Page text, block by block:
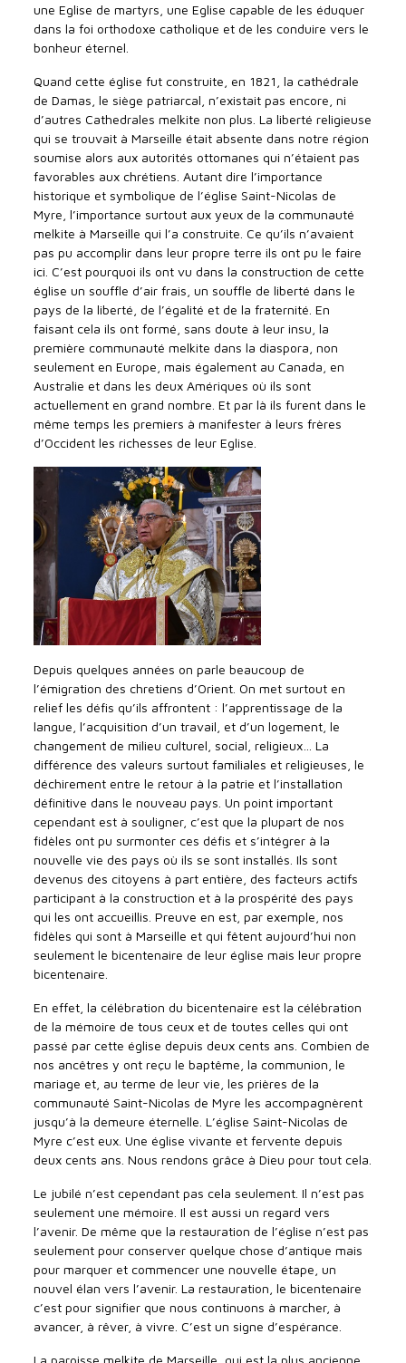
une Eglise de martyrs, une Eglise capable de les éduquer
dans la foi orthodoxe catholique et de les conduire vers le
bonheur éternel.
Quand cette église fut construite, en 1821, la cathédrale
de Damas, le siège patriarcal, n’existait pas encore, ni
d’autres Cathedrales melkite non plus. La liberté religieuse
qui se trouvait à Marseille était absente dans notre région
soumise alors aux autorités ottomanes qui n’étaient pas
favorables aux chrétiens. Autant dire l’importance
historique et symbolique de l’église Saint-Nicolas de
Myre, l’importance surtout aux yeux de la communauté
melkite à Marseille qui l’a construite. Ce qu’ils n’avaient
pas pu accomplir dans leur propre terre ils ont pu le faire
ici. C’est pourquoi ils ont vu dans la construction de cette
église un souffle d’air frais, un souffle de liberté dans le
pays de la liberté, de l’égalité et de la fraternité. En
faisant cela ils ont formé, sans doute à leur insu, la
première communauté melkite dans la diaspora, non
seulement en Europe, mais également au Canada, en
Australie et dans les deux Amériques où ils sont
actuellement en grand nombre. Et par là ils furent dans le
même temps les premiers à manifester à leurs frères
d’Occident les richesses de leur Eglise.
Depuis quelques années on parle beaucoup de
l’émigration des chretiens d’Orient. On met surtout en
relief les défis qu’ils affrontent : l’apprentissage de la
langue, l’acquisition d’un travail, et d’un logement, le
changement de milieu culturel, social, religieux… La
différence des valeurs surtout familiales et religieuses, le
déchirement entre le retour à la patrie et l’installation
définitive dans le nouveau pays. Un point important
cependant est à souligner, c’est que la plupart de nos
fidèles ont pu surmonter ces défis et s’intégrer à la
nouvelle vie des pays où ils se sont installés. Ils sont
devenus des citoyens à part entière, des facteurs actifs
participant à la construction et à la prospérité des pays
qui les ont accueillis. Preuve en est, par exemple, nos
fidèles qui sont à Marseille et qui fêtent aujourd’hui non
seulement le bicentenaire de leur église mais leur propre
bicentenaire.
En effet, la célébration du bicentenaire est la célébration
de la mémoire de tous ceux et de toutes celles qui ont
passé par cette église depuis deux cents ans. Combien de
nos ancêtres y ont reçu le baptême, la communion, le
mariage et, au terme de leur vie, les prières de la
communauté Saint-Nicolas de Myre les accompagnèrent
jusqu’à la demeure éternelle. L’église Saint-Nicolas de
Myre c’est eux. Une église vivante et fervente depuis
deux cents ans. Nous rendons grâce à Dieu pour tout cela.
Le jubilé n’est cependant pas cela seulement. Il n’est pas
seulement une mémoire. Il est aussi un regard vers
l’avenir. De même que la restauration de l’église n’est pas
seulement pour conserver quelque chose d’antique mais
pour marquer et commencer une nouvelle étape, un
nouvel élan vers l’avenir. La restauration, le bicentenaire
c’est pour signifier que nous continuons à marcher, à
avancer, à rêver, à vivre. C’est un signe d’espérance.